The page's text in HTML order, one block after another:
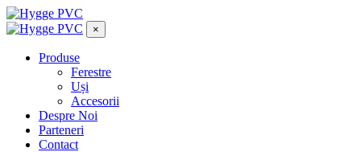
×
Produse
Ferestre
Uși
Accesorii
Despre Noi
Parteneri
Contact